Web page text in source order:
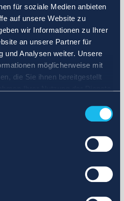
für soziale Medien anbieten
auf unsere Website zu
wir Informationen zu Ihrer
an unsere Partner für
und Analysen weiter. Unsere
möglicherweise mit
die Sie ihnen bereitgestellt